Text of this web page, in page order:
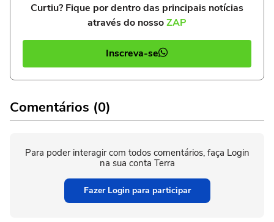
Curtiu? Fique por dentro das principais notícias
através do nossoZAP
Inscreva-se
Comentários (0)
Para poder interagir com todos comentários, faça Login
na sua conta Terra
Fazer Login para participar